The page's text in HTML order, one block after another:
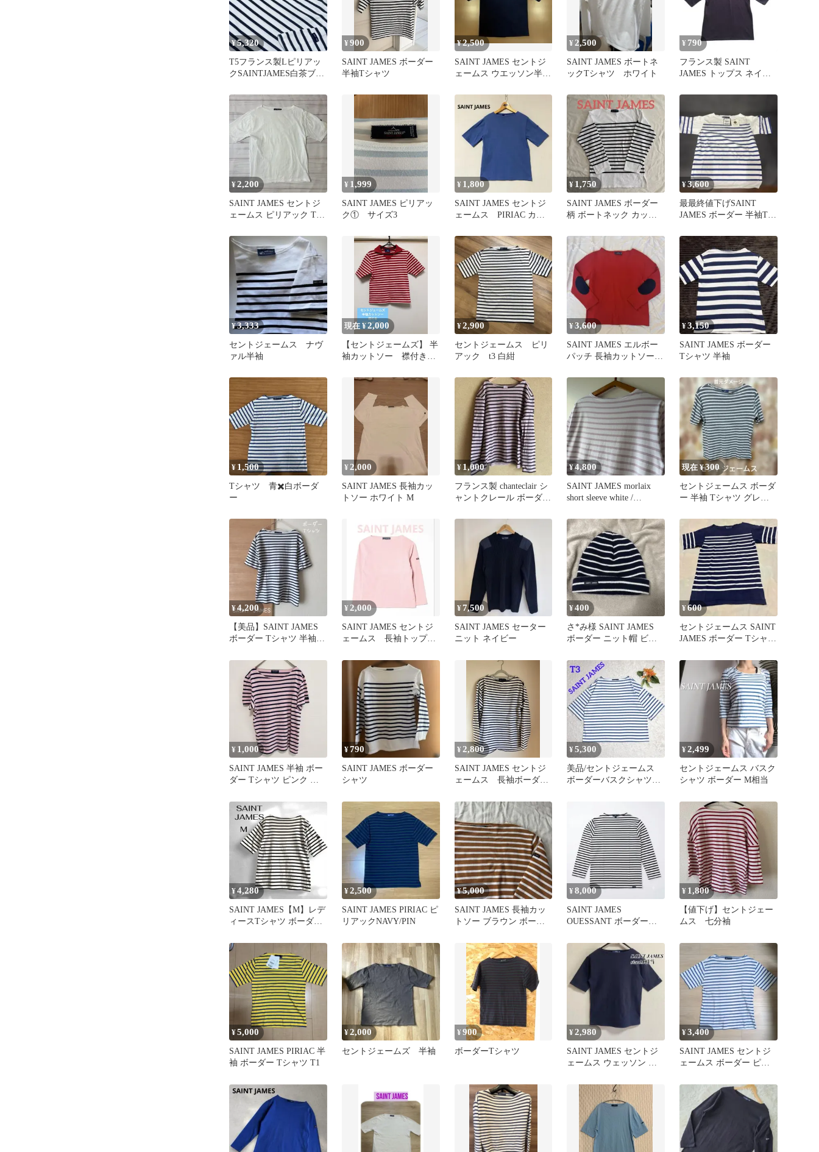
¥5,320
T5フランス製Lピリアッ
クSAINTJAMES白茶ブラ
ソー
¥900
SAINT JAMES ボーダー
半袖Tシャツ
¥2,500
SAINT JAMES セントジ
ェームス ウエッソン半袖
¥ 2,500
SAINT JAMES ボートネ
ックTシャツ ホワイト
¥ 790
フランス製 SAINT
JAMES トップス ネイビ
¥2,200
SAINT JAMES セントジ
ェームス ピリアック Tシ
¥ 1,999
SAINT JAMES ピリアッ
ク① サイズ3
¥ 1,800
SAINT JAMES セントジ
ェームス PIRIAC カッ
¥ 1,750
SAINT JAMES ボーダー
柄 ボートネック カット
¥3,600
最最終値下げSAINT
JAMES ボーダー 半袖Tシ
¥3,333
セントジェームス ナヴ
ァル半袖
現在 ¥2,000
【セントジェームズ】 半
袖カットソー 襟付き
サイズ
¥2,900
セントジェームス ピリ
アック t3 白紺
¥3,600
SAINT JAMES エルボー
パッチ 長袖カットソー
¥3,150
SAINT JAMES ボーダー
Tシャツ 半袖
¥ 1,500
Tシャツ 青✖️白ボーダ
ー
¥ 2,000
SAINT JAMES 長袖カッ
トソー ホワイト M
¥1,000
フランス製 chanteclair シ
ャントクレール ボーダ
¥4,800
SAINT JAMES morlaix
short sleeve white /
ムス
現在 ¥300
セントジェームス ボーダ
ー 半袖 Tシャツ グレー×
¥4,200
【美品】SAINT JAMES
ボーダー Tシャツ 半袖
¥ 2,000
SAINT JAMES セントジ
ェームス 長袖トップ
¥ 7,500
SAINT JAMES セーター
ニット ネイビー
¥400
さ*み様 SAINT JAMES
ボーダー ニット帽 ビー
¥600
セントジェームス SAINT
JAMES ボーダー Tシャツ
¥ 1,000
SAINT JAMES 半袖 ボー
ダー Tシャツ ピンク ネ
¥790
SAINT JAMES ボーダー
シャツ
¥2,800
SAINT JAMES セントジ
ェームス 長袖ボーダー
¥5,300
美品/セントジェームス
ボーダーバスクシャツ
¥2,499
セントジェームス バスク
シャツ ボーダー M相当
¥4,280
SAINT JAMES【M】レデ
ィースTシャツ ボーダ
¥2,500
SAINT JAMES PIRIAC ピ
リアックNAVY/PIN
¥5,000
SAINT JAMES 長袖カッ
トソー ブラウン ボーダ
¥8,000
SAINT JAMES
OUESSANT ボーダーカ
¥ 1,800
【値下げ】セントジェー
ムス 七分袖
¥5,000
SAINT JAMES PIRIAC 半
袖 ボーダー Tシャツ T1
¥2,000
セントジェームズ 半袖
¥900
ボーダーTシャツ
¥2,980
SAINT JAMES セントジ
ェームス ウェッソン 半
¥3,400
SAINT JAMES セントジ
ェームス ボーダー ピリ